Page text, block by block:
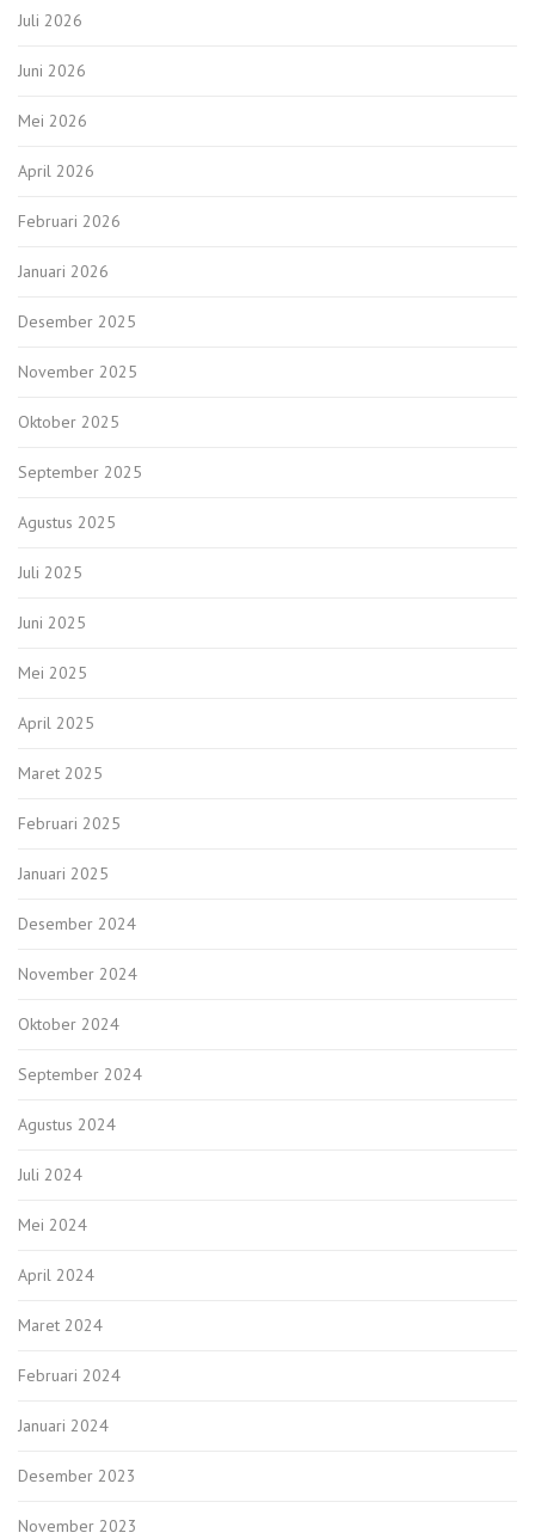
Juli 2026
Juni 2026
Mei 2026
April 2026
Februari 2026
Januari 2026
Desember 2025
November 2025
Oktober 2025
September 2025
Agustus 2025
Juli 2025
Juni 2025
Mei 2025
April 2025
Maret 2025
Februari 2025
Januari 2025
Desember 2024
November 2024
Oktober 2024
September 2024
Agustus 2024
Juli 2024
Mei 2024
April 2024
Maret 2024
Februari 2024
Januari 2024
Desember 2023
November 2023